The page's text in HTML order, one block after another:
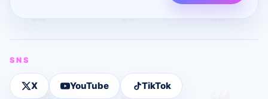
SNS
X YouTube TikTok